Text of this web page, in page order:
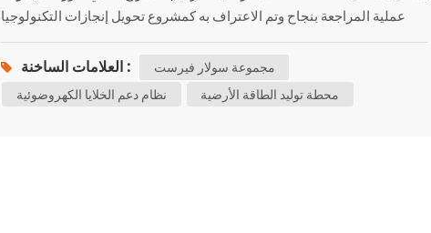
عملية المراجعة بنجاح وتم الاعتراف به كمشروع تحويل إنجازات التكنولوجيا
العالية في شيامن لعام 2024، وحصل رسميًا على شهادة من مكتب العلوم
والتكنولوجيا في شيامن. يركز هذا المشروع على جانبين رئيسيين لأنظمة دعم
الخلايا الكهروضوئية: المواد الأساسية وعمليات التركيب. فمن جهة، يستخدم
المشروع قطاعات ألومنيوم عالية الأداء، مما يُحسّن بشكل ملحوظ مقاومة
العلامات الساخنة :
مجموعة سولار فيرست
نظام دعم الخلايا الكهروضوئية
محطة توليد الطاقة الأرضية